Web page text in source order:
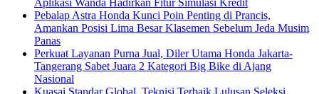
Pebalap Astra Honda Kunci Poin Penting di Prancis,
Amankan Posisi Lima Besar Klasemen Sebelum Jeda Musim
Panas
Perkuat Layanan Purna Jual, Diler Utama Honda Jakarta-
Tangerang Sabet Juara 2 Kategori Big Bike di Ajang
Nasional
Kuasai Standar Global, Teknisi Terbaik Lulusan Seleksi